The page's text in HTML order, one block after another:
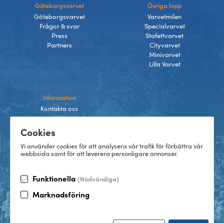
Cookies
Vi använder cookies för att analysera vår trafik för förbättra vår
webbsida samt för att leverera personligare annonser.
Funktionella (Nödvändiga)
Marknadsföring
Göteborgsvarvet
Göteborgsvarvet
Frågor & svar
Press
Partners
Övriga lopp
Varvetmilen
Specialvarvet
Stafettvarvet
Cityvarvet
Minivarvet
Lilla Varvet
Information
Kontakta oss
Villkor
Cookies